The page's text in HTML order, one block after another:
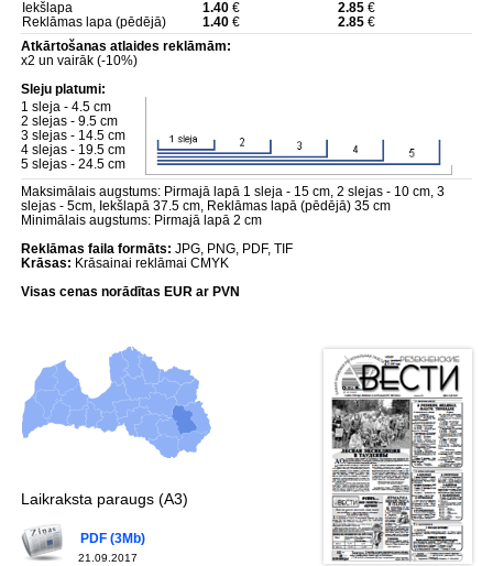
Iekšlapa
1.40€ 2.85€
Reklāmas lapa (pēdējā)
1.40€ 2.85€
Atkārtošanas atlaides reklāmām:
x2 un vairāk (-10%)
Sleju platumi:
1 sleja - 4.5 cm
2 slejas - 9.5 cm
3 slejas - 14.5 cm
4 slejas - 19.5 cm
5 slejas - 24.5 cm
Maksimālais augstums: Pirmajā lapā 1 sleja - 15 cm, 2 slejas - 10 cm, 3
slejas - 5cm, Iekšlapā 37.5 cm, Reklāmas lapā (pēdējā) 35 cm
Minimālais augstums: Pirmajā lapā 2 cm
Reklāmas faila formāts: JPG, PNG, PDF, TIF
Krāsas: Krāsainai reklāmai CMYK
Visas cenas norādītas EUR ar PVN
Laikraksta paraugs (A3)
21.09.2017
PDF (3Mb)